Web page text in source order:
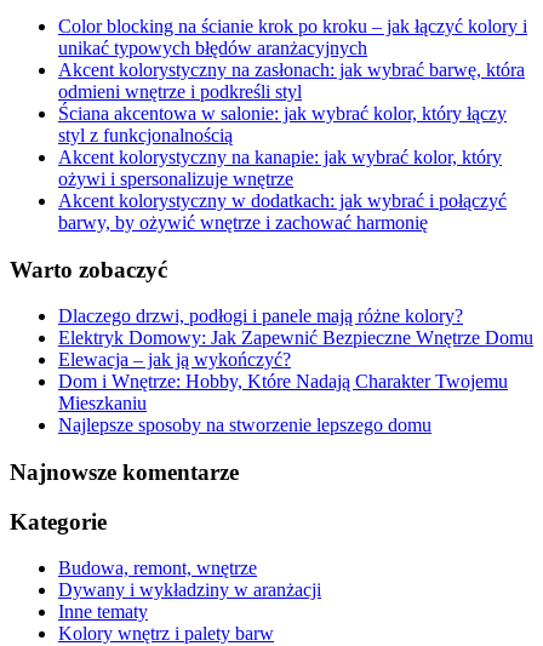
Color blocking na ścianie krok po kroku – jak łączyć kolory i
unikać typowych błędów aranżacyjnych
Akcent kolorystyczny na zasłonach: jak wybrać barwę, która
odmieni wnętrze i podkreśli styl
Ściana akcentowa w salonie: jak wybrać kolor, który łączy
styl z funkcjonalnością
Akcent kolorystyczny na kanapie: jak wybrać kolor, który
ożywi i spersonalizuje wnętrze
Akcent kolorystyczny w dodatkach: jak wybrać i połączyć
barwy, by ożywić wnętrze i zachować harmonię
Warto zobaczyć
Dlaczego drzwi, podłogi i panele mają różne kolory?
Elektryk Domowy: Jak Zapewnić Bezpieczne Wnętrze Domu
Elewacja – jak ją wykończyć?
Dom i Wnętrze: Hobby, Które Nadają Charakter Twojemu
Mieszkaniu
Najlepsze sposoby na stworzenie lepszego domu
Najnowsze komentarze
Kategorie
Budowa, remont, wnętrze
Dywany i wykładziny w aranżacji
Inne tematy
Kolory wnętrz i palety barw